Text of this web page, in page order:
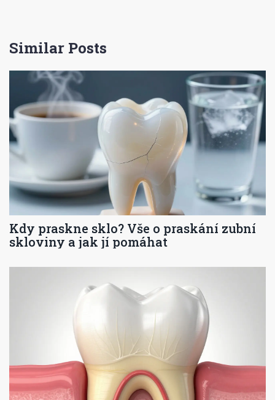
Similar Posts
Kdy praskne sklo? Vše o praskání zubní
skloviny a jak jí pomáhat